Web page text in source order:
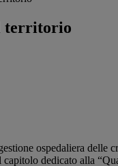
territorio
ospedaliera
dedicato alla